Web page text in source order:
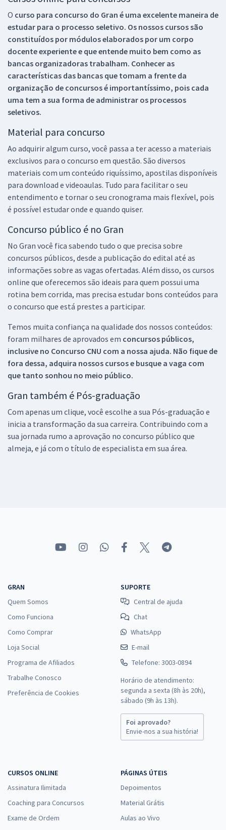
O curso para concurso do Gran é uma excelente maneira de
estudar para o processo seletivo. Os nossos cursos são
constituídos por módulos elaborados por um corpo
docente experiente e que entende muito bem como as
bancas organizadoras trabalham. Conhecer as
características das bancas que tomam a frente da
organização de concursos é importantíssimo, pois cada
uma tem a sua forma de administrar os processos
seletivos.
Material para concurso
Ao adquirir algum curso, você passa a ter acesso a materiais
exclusivos para o concurso em questão. São diversos
materiais com um conteúdo riquíssimo, apostilas disponíveis
para download e videoaulas. Tudo para facilitar o seu
entendimento e tornar o seu cronograma mais flexível, pois
é possível estudar onde e quando quiser.
Concurso público é no Gran
No Gran você fica sabendo tudo o que precisa sobre
concursos públicos, desde a publicação do edital até as
informações sobre as vagas ofertadas. Além disso, os cursos
online que oferecemos são ideais para quem possui uma
rotina bem corrida, mas precisa estudar bons conteúdos para
o concurso que está prestes a participar.
Temos muita confiança na qualidade dos nossos conteúdos:
foram milhares de aprovados em concursos públicos,
inclusive no Concurso CNU com a nossa ajuda. Não fique de
fora dessa, adquira nossos cursos e busque a vaga com
que tanto sonhou no meio público.
Gran também é Pós-graduação
Com apenas um clique, você escolhe a sua Pós-graduação e
inicia a transformação da sua carreira. Contribuindo com a
sua jornada rumo a aprovação no concurso público que
almeja, e já com o título de especialista em sua área.
GRAN
Quem Somos
Como Funciona
Como Comprar
Loja Social
Programa de Afiliados
Trabalhe Conosco
Preferência de Cookies
SUPORTE
Central de ajuda
Chat
WhatsApp
E-mail
Telefone: 3003-0894
Horário de atendimento:
segunda a sexta (8h às 20h),
sábado (9h às 13h).
Foi aprovado?
Envie-nos a sua história!
CURSOS ONLINE
Assinatura Ilimitada
Coaching para Concursos
Exame de Ordem
PÁGINAS ÚTEIS
Depoimentos
Material Grátis
Aulas ao Vivo